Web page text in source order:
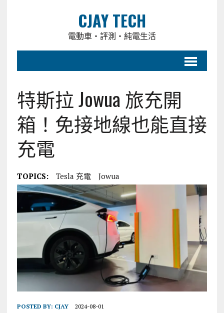
CJAY TECH
電動車・評測・純電生活
特斯拉 Jowua 旅充開
箱！免接地線也能直接
充電
TOPICS: Tesla 充電 Jowua
POSTED BY: CJAY 2024-08-01